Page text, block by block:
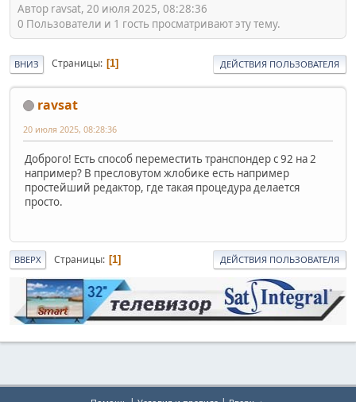
Автор ravsat, 20 июля 2025, 08:28:36
0 Пользователи и 1 гость просматривают эту тему.
ВНИЗ Страницы 1 ДЕЙСТВИЯ ПОЛЬЗОВАТЕЛЯ
ravsat
20 июля 2025, 08:28:36
Доброго! Есть способ переместить транспондер с 92 на 2
например? В пресловутом жлобике есть например
простейший редактор, где такая процедура делается
просто.
ВВЕРХ Страницы 1 ДЕЙСТВИЯ ПОЛЬЗОВАТЕЛЯ